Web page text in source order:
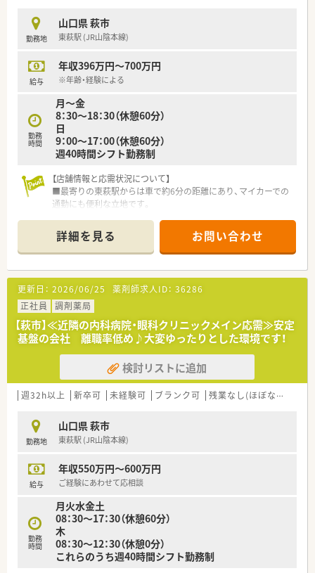
【法人特徴について】
■萩市内で2つの調剤薬局を運営し、地域医療に密着したサービ
■近隣にグループの店舗が存在しているため、急な欠員など何か
あった際にもヘルプ体制が整っており安心できます。
が少なく、現場の意見が尊重される風通しの良い社風です。
勤務地
山口県 萩市
東萩駅 (JR山陰本線)
給与
年収396万円～700万円
※年齢・経験による
勤務
時間
月～金
8：30～18：30（休憩60分）
日
9：00～17：00（休憩60分）
週40時間シフト勤務制
【店舗情報と応需状況について】
■最寄りの東萩駅からは車で約6分の距離にあり、マイカーでの
通勤にも便利な立地です。
を1日平均130枚応需します。
■常勤薬剤師3名と複数の事務員が在籍しており、チームで協力
し合える安心の体制が整っています。
【募集背景と求める人物像について】
■今回は体制強化のための定期採用となり、安定した環境で長く
キャリアを築きたい方を募集します。
■大手ならではの充実した教育制度を活用し、継続的に学び、成
長したいという意欲のある方。
■チームワークを大切にし、地域医療に貢献したいという想いを
持って業務に取り組める方を歓迎します。
【法人特徴について】
■全国43都道府県に店舗を展開する、業界をリードする大手調
■開業支援事業も手掛けており、医療機関と非常に良好な関係を
築き、「医薬連携」を推進しています。
■健康サポート薬局の届出数は全国1位を誇り、地域住民の健康
【こんな方にオススメ】
きたいという方に最適な環境です。
■体系的な教育制度のもとで、未経験からでも着実にスキルアッ
プしていきたい方にぴったりです。
■子育てサポートが手厚い職場で、ライフステージの変化に合わ
せながら長く働きたい方におすすめです。
詳細を見る お問い合わせ
更新日： 2026/06/25 薬剤師求人ID： 36286
正社員
調剤薬局
【萩市】≪近隣の内科病院・眼科クリニックメイン応需≫安定
基盤の会社 離職率低め♪大変ゆったりとした環境です！
検討リストに追加
週32h以上 新卒可 未経験可 ブランク可 残業なし(ほぼなし含む)
勤務地
山口県 萩市
東萩駅 (JR山陰本線)
給与
年収550万円～600万円
ご経験にあわせて応相談
勤務
時間
月火水金土
08：30～17：30（休憩60分）
木
08：30～12：30（休憩0分）
これらのうち週40時間シフト勤務制